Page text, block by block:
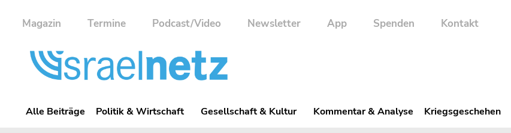
Magazin Termine Podcast/Video Newsletter App Spenden Kontakt
Alle Beiträge Politik & Wirtschaft Gesellschaft & Kultur Kommentar & Analyse Kriegsgeschehen